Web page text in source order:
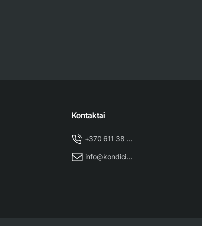
Kontaktai
+370 611 38 500
info@kondicionieriu-meistras.lt